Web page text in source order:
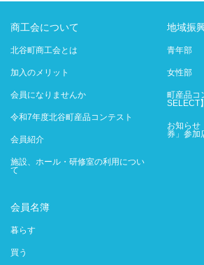
商工会について
北谷町商工会とは
加入のメリット
会員になりませんか
令和7年度北谷町産品コンテスト
会員紹介
施設、ホール・研修室の利用につい
て
地域振
青年部
女性部
町産品コ
SELECT】
お知らせ
券」参加
会員名簿
暮らす
買う